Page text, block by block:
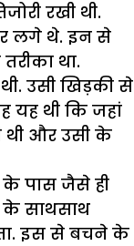
रखी थी.
लगे थे. इन से
था.
उसी खिड़की से
यह थी कि जहां
थी और उसी के
के पास जैसे ही
के साथसाथ
इस से बचने के